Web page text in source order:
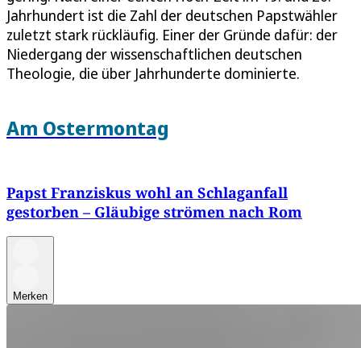
Jahrhundert ist die Zahl der deutschen Papstwähler
zuletzt stark rückläufig. Einer der Gründe dafür: der
Niedergang der wissenschaftlichen deutschen
Theologie, die über Jahrhunderte dominierte.
Am Ostermontag
Papst Franziskus wohl an Schlaganfall
gestorben – Gläubige strömen nach Rom
Merken